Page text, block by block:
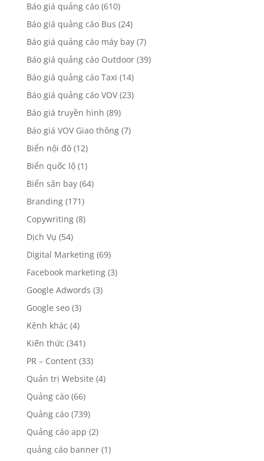
Báo giá quảng cáo(610)
Báo giá quảng cáo Bus (24)
Báo giá quảng cáo máy bay(7)
Báo giá quảng cáo Outdoor(39)
Báo giá quảng cáo Taxi (14)
Báo giá quảng cáo VOV(23)
Báo giá truyền hình (89)
Báo giá VOV Giao thông(7)
Biển nội đô(12)
Biển quốc lộ(1)
Biển sân bay(64)
Branding(171)
Copywriting(8)
Dịch Vụ (54)
Digital Marketing(69)
Facebook marketing(3)
Google Adwords (3)
Google seo(3)
Kênh khác (4)
Kiến thức (341)
PR – Content(33)
Quản trị Website (4)
Quảng cáo(66)
Quảng cáo(739)
Quảng cáo app (2)
quảng cáo banner(1)